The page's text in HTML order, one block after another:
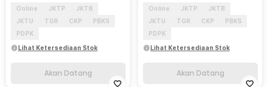
Online JKTP
JKTB
JKTU
TGR CKP
PBKS
PDPK
Lihat Ketersediaan Stok
Akan Datang
Online JKTP
JKTB
JKTU
TGR CKP
PBKS
PDPK
Lihat Ketersediaan Stok
Akan Datang